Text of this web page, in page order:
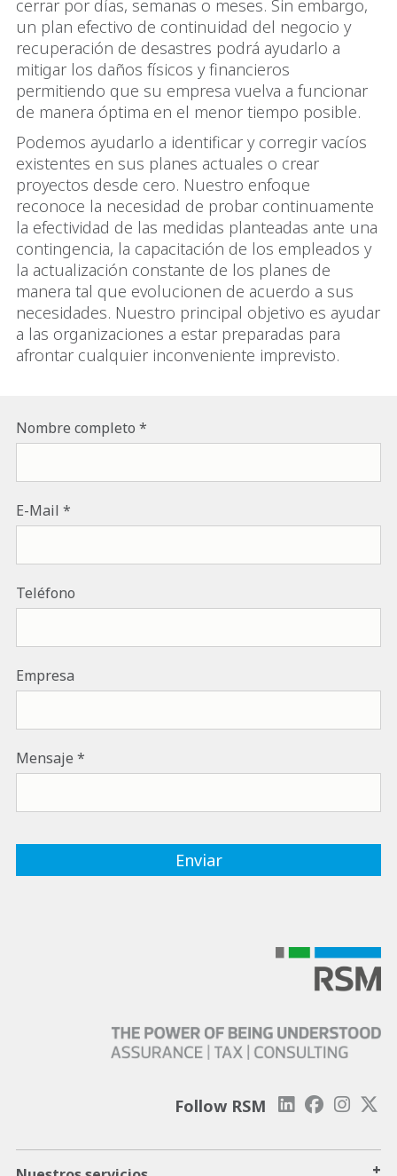
cerrar por días, semanas o meses. Sin embargo,
un plan efectivo de continuidad del negocio y
recuperación de desastres podrá ayudarlo a
mitigar los daños físicos y financieros
permitiendo que su empresa vuelva a funcionar
de manera óptima en el menor tiempo posible.
Podemos ayudarlo a identificar y corregir vacíos
existentes en sus planes actuales o crear
proyectos desde cero. Nuestro enfoque
reconoce la necesidad de probar continuamente
la efectividad de las medidas planteadas ante una
contingencia, la capacitación de los empleados y
la actualización constante de los planes de
manera tal que evolucionen de acuerdo a sus
necesidades. Nuestro principal objetivo es ayudar
a las organizaciones a estar preparadas para
afrontar cualquier inconveniente imprevisto.
Nombre completo
E-Mail
Teléfono
Empresa
Mensaje
Follow RSM
+